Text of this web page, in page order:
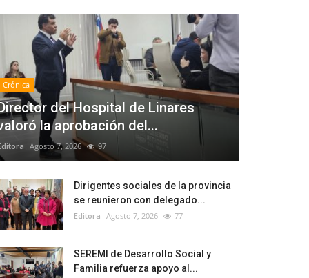
Crónica
del Hospital de Linares
la aprobación del...
Agosto 7, 2026 97
Dirigentes sociales de la provincia
se reunieron con delegado...
Editora Agosto 7, 2026 77
SEREMI de Desarrollo Social y
Familia refuerza apoyo al...